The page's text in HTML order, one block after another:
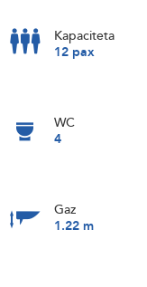
Kapaciteta
12 pax
WC
4
Gaz
1.22 m